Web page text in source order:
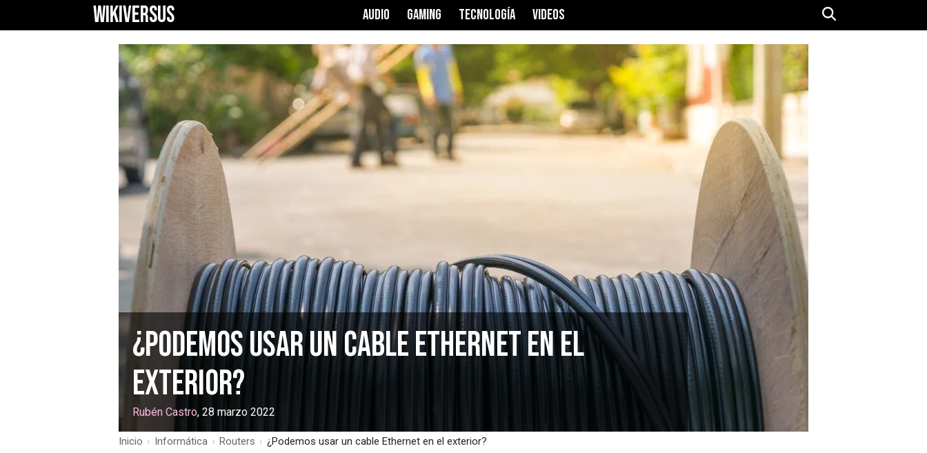
WIKIVERSUS AUDIO GAMING TECNOLOGÍA VIDEOS
¿Podemos usar un cable Ethernet en el
exterior?
Rubén Castro, 28 marzo 2022
Inicio › Informática › Routers › ¿Podemos usar un cable Ethernet en el exterior?